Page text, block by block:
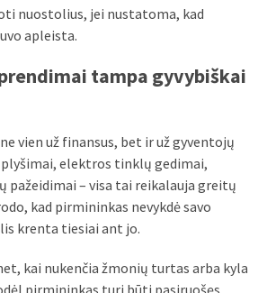
nuostolius, jei nustatoma, kad
apleista.
tampa gyvybiškai
vien už finansus, bet ir už gyventojų
plyšimai, elektros tinklų gedimai,
– visa tai reikalauja greitų
kad pirmininkas nevykdė savo
krenta tiesiai ant jo.
kai nukenčia žmonių turtas arba kyla